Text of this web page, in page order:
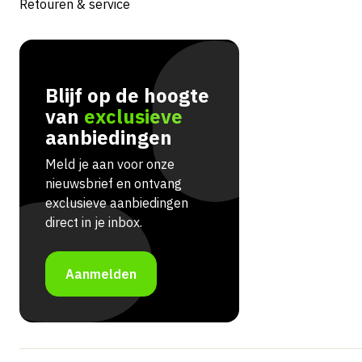
Retouren & service
Blijf op de hoogte
van exclusieve
aanbiedingen
Meld je aan voor onze
nieuwsbrief en ontvang
exclusieve aanbiedingen
direct in je inbox.
Aanmelden